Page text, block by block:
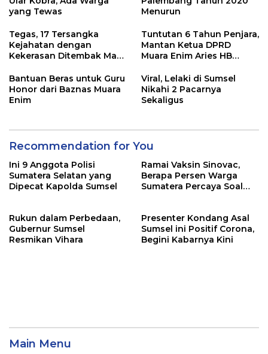
yang Tewas
Menurun
Tegas, 17 Tersangka
Kejahatan dengan
Kekerasan Ditembak Mati
Tuntutan 6 Tahun Penjara,
Mantan Ketua DPRD
Muara Enim Aries HB
Bantuan Beras untuk Guru
Honor dari Baznas Muara
Enim
Viral, Lelaki di Sumsel
Nikahi 2 Pacarnya
Sekaligus
Recommendation for You
Ini 9 Anggota Polisi
Sumatera Selatan yang
Dipecat Kapolda Sumsel
Ramai Vaksin Sinovac,
Berapa Persen Warga
Sumatera Percaya Soal
Rukun dalam Perbedaan,
Gubernur Sumsel
Resmikan Vihara
Presenter Kondang Asal
Sumsel ini Positif Corona,
Begini Kabarnya Kini
Main Menu